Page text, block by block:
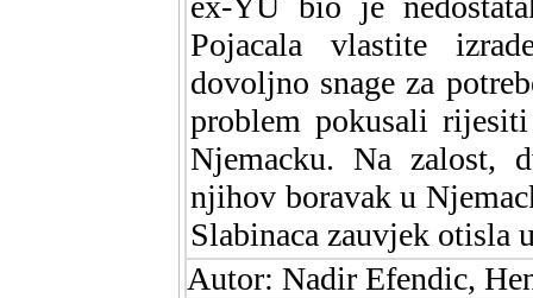
Pojacala vlastite
dovoljno snage za
problem pokusali
Njemacku. Na zalost,
njihov boravak u
Slabinaca zauvjek otisla
Autor: Nadir Efendic,